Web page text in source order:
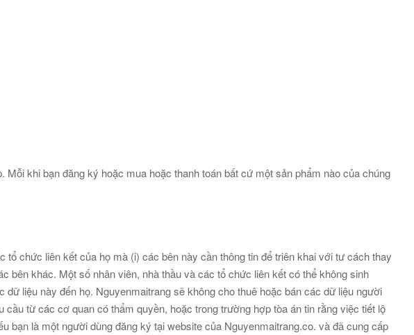
khi bạn đăng ký hoặc mua hoặc thanh toán bất cứ một sản phẩm nào của chúng
chức liên kết của họ mà (i) các bên này cần thông tin để triên khai với tư cách thay
bên khác. Một số nhân viên, nhà thầu và các tổ chức liên kết có thể không sinh
liệu này đến họ. Nguyenmaitrang sẽ không cho thuê hoặc bán các dữ liệu người
từ các cơ quan có thẩm quyền, hoặc trong trường hợp tòa án tin rằng việc tiết lộ
bạn là một người dùng đăng ký tại website của Nguyenmaitrang.co. và đã cung cấp